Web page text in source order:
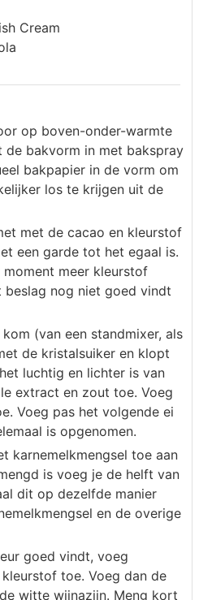
Cream
op boven-onder-warmte
de bakvorm in met bakspray
bakpapier in de vorm om
los te krijgen uit de
met de cacao en kleurstof
een garde tot het egaal is.
meer kleurstof
beslag nog niet goed vindt
(van een standmixer, als
de kristalsuiker en klopt
luchtig en lichter is van
extract en zout toe. Voeg
Voeg pas het volgende ei
is opgenomen.
karnemelkmengsel toe aan
is voeg je de helft van
dit op dezelfde manier
en de overige
goed vindt, voeg
toe. Voeg dan de
witte wijnazijn. Meng kort